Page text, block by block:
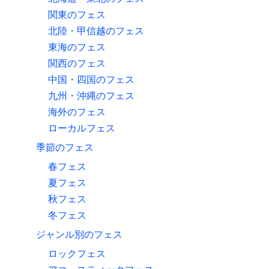
関東のフェス
北陸・甲信越のフェス
東海のフェス
関西のフェス
中国・四国のフェス
九州・沖縄のフェス
海外のフェス
ローカルフェス
季節のフェス
春フェス
夏フェス
秋フェス
冬フェス
ジャンル別のフェス
ロックフェス